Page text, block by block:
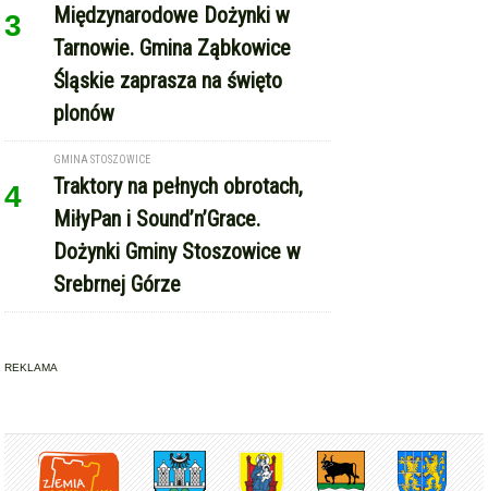
3
Międzynarodowe Dożynki w
Tarnowie. Gmina Ząbkowice
Śląskie zaprasza na święto
plonów
4
GMINA STOSZOWICE
Traktory na pełnych obrotach,
MiłyPan i Sound’n’Grace.
Dożynki Gminy Stoszowice w
Srebrnej Górze
REKLAMA